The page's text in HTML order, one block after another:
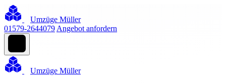
Umzüge Müller
01579-2644079 Angebot anfordern
Umzüge Müller